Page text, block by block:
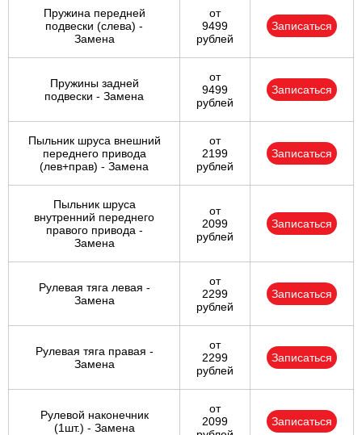
Пружина передней
подвески (слева) -
Замена
от
9499
рублей
Записаться
Пружины задней
подвески - Замена
от
9499
рублей
Записаться
Пыльник шруса внешний
переднего привода
(лев+прав) - Замена
от
2199
рублей
Записаться
Пыльник шруса
внутренний переднего
правого привода -
Замена
от
2099
рублей
Записаться
Рулевая тяга левая -
Замена
от
2299
рублей
Записаться
Рулевая тяга правая -
Замена
от
2299
рублей
Записаться
Рулевой наконечник
(1шт.) - Замена
от
2099
Записаться